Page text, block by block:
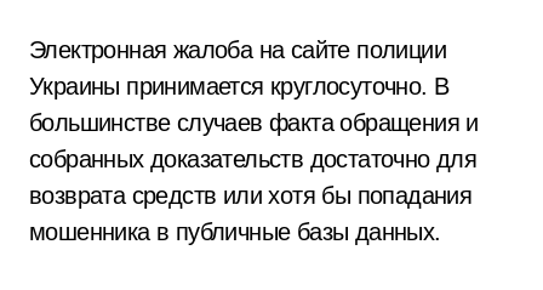
Электронная жалоба на сайте полиции
Украины принимается круглосуточно. В
большинстве случаев факта обращения и
собранных доказательств достаточно для
возврата средств или хотя бы попадания
мошенника в публичные базы данных.